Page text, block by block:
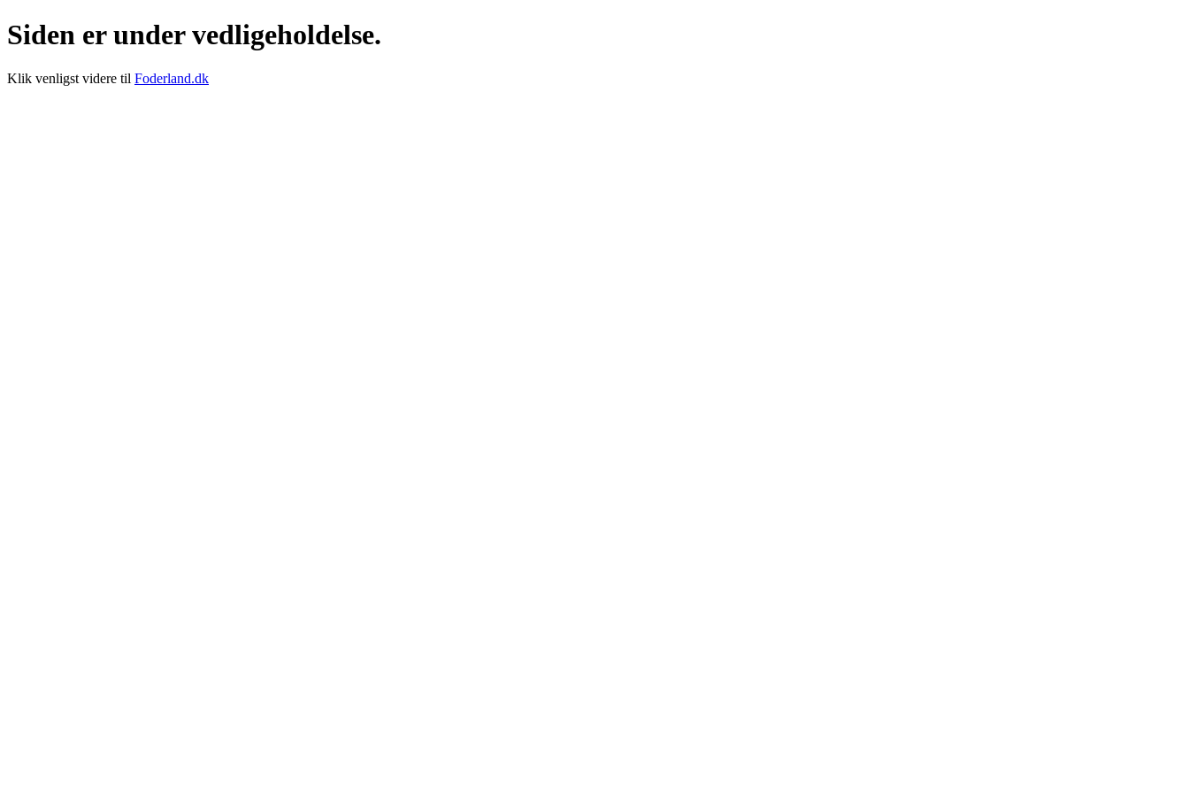
Siden er under vedligeholdelse.
Klik venligst videre til Foderland.dk